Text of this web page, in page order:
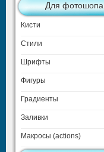
Для фотошопа
Кисти
Стили
Шрифты
Фигуры
Градиенты
Заливки
Макросы (actions)